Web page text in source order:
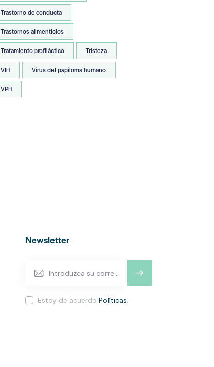
Trastorno de conducta
Trastornos alimenticios
Tratamiento profiláctico Tristeza
VIH Virus del papiloma humano
VPH
Newsletter
SUSCRI
Estoy de acuerdo Políticas.